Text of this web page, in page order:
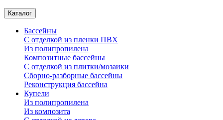
Каталог
Бассейны
С отделкой из пленки ПВХ
Из полипропилена
Композитные бассейны
С отделкой из плитки/мозаики
Сборно-разборные бассейны
Реконструкция бассейна
Купели
Из полипропилена
Из композита